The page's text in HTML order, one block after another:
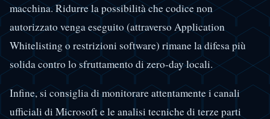
macchina. Ridurre la possibilità che codice non
autorizzato venga eseguito (attraverso Application
Whitelisting o restrizioni software) rimane la difesa più
solida contro lo sfruttamento di zero-day locali.
Infine, si consiglia di monitorare attentamente i canali
ufficiali di Microsoft e le analisi tecniche di terze parti